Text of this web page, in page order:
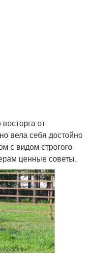
от
вела себя достойно
с видом строгого
ценные советы.